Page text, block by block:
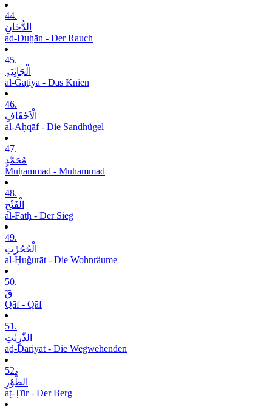
44.
الدُّخَانِ
ad-Duḫān - Der Rauch
45.
الْجَاثِیَۃِ
al-Ǧāṯiya - Das Knien
46.
الْاَحْقَافِ
al-Aḥqāf - Die Sandhügel
47.
مُحَمَّدٍ
Muḥammad - Muhammad
48.
الْفَتْحِ
al-Fatḥ - Der Sieg
49.
الْحُجُرٰتِ
al-Ḥuǧurāt - Die Wohnräume
50.
قٓ
Qāf - Qāf
51.
الذّٰرِیٰتِ
aḏ-Ḏāriyāt - Die Wegwehenden
52.
الطُّوْرِ
aṭ-Ṭūr - Der Berg